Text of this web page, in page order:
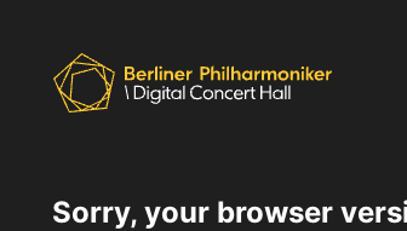
Sorry, your browser